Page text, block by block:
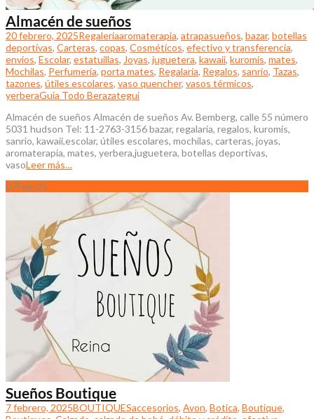
Almacén de sueños
20 febrero, 2025Regaleríaaromaterapia, atrapasueños, bazar, botellas
deportivas, Carteras, copas, Cosméticos, efectivo y transferencia,
envios, Escolar, estatuillas, Joyas, juguetera, kawaii, kuromis, mates,
Mochilas, Perfumería, porta mates, Regalaría, Regalos, sanrio, Tazas,
tazones, útiles escolares, vaso quencher, vasos térmicos,
yerberaGuia Todo Berazategui
Almacén de sueños Almacén de sueños Av. Bemberg, calle 55 número
5031 hudson Tel: 11-2763-3156 bazar, regalaría, regalos, kuromis,
sanrio, kawaii,escolar, útiles escolares, mochilas, carteras, joyas,
aromaterapia, mates, yerbera,juguetera, botellas deportivas,
vasoLeer más…
07Feb/25
Sueños Boutique
7 febrero, 2025BOUTIQUESaccesorios, Avon, Botica, Boutique,